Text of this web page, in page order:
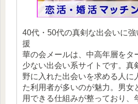
40代・50代の真剣な出会いに
援
華の会メールは、中高年層をタ
少ない出会い系サイトです。真
野に入れた出会いを求める人に
た利用者が多いのが魅力。男女
用できる仕組みが整っており、